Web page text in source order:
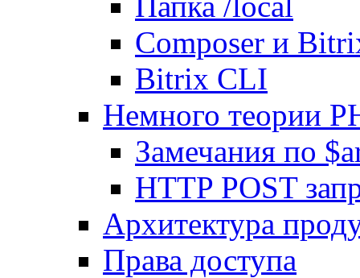
Composer и
Bitrix CLI
Немного теории
Замечания по
HTTP POST
Архитектура
Права доступа